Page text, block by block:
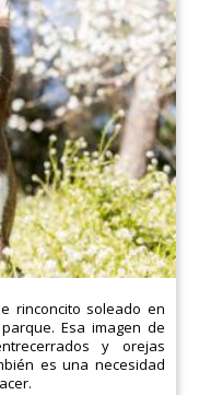
rinconcito soleado en
Esa imagen de
y orejas
es una necesidad